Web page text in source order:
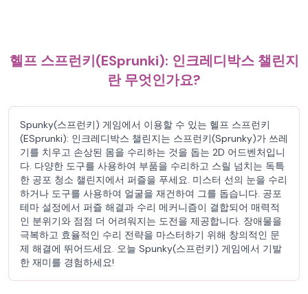
헬프 스프런키(ESprunki): 인크레디박스 챌린지
란 무엇인가요?
Spunky(스프런키) 게임에서 이용할 수 있는 헬프 스프런키
(ESprunki): 인크레디박스 챌린지는 스프런키(Sprunky)가 쓰레
기를 치우고 손상된 몸을 수리하는 것을 돕는 2D 어드벤처입니
다. 다양한 도구를 사용하여 부품을 수리하고 스릴 넘치는 독특
한 공포 청소 챌린지에서 퍼즐을 푸세요. 미스터 선의 눈을 수리
하거나 도구를 사용하여 얼굴을 재건하여 그를 돕습니다. 공포
테마 설정에서 퍼즐 해결과 수리 메커니즘이 결합되어 매력적
인 분위기와 점점 더 어려워지는 도전을 제공합니다. 장애물을
극복하고 효율적인 수리 전략을 마스터하기 위해 창의적인 문
제 해결에 뛰어드세요. 오늘 Spunky(스프런키) 게임에서 기발
한 재미를 경험하세요!